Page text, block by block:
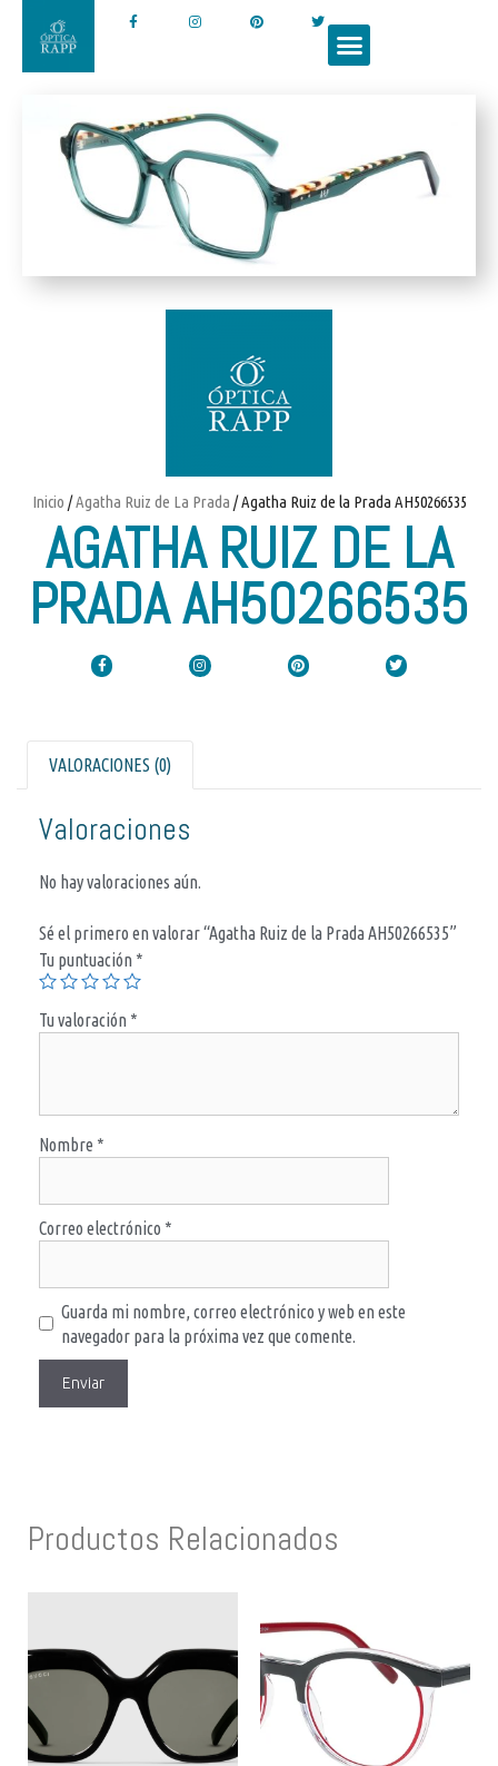
Inicio /Agatha Ruiz de La Prada / Agatha Ruiz de la Prada AH50266535
AGATHA RUIZ DE LA
PRADA AH50266535
VALORACIONES (0)
Valoraciones
No hay valoraciones aún.
Sé el primero en valorar “Agatha Ruiz de la Prada AH50266535”
Tu puntuación *
Tu valoración *
Nombre *
Correo electrónico *
Guarda mi nombre, correo electrónico y web en este
navegador para la próxima vez que comente.
Productos Relacionados